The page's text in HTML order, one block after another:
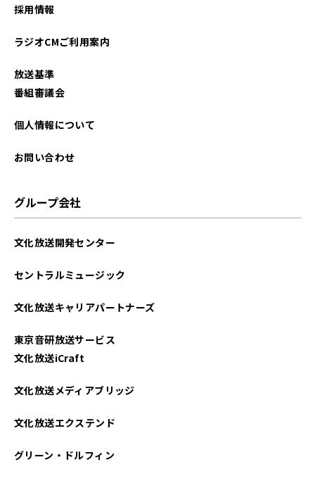
2025年01月
2024年09月
2023年12月
2023年11月
2023年10月
採用情報
ラジオCMご利用案内
放送基準
番組審議会
個人情報について
お問い合わせ
グループ会社
文化放送開発センター
セントラルミュージック
文化放送キャリアパートナーズ
東京音研放送サービス
文化放送iCraft
文化放送メディアブリッジ
文化放送エクステンド
グリーン・ドルフィン